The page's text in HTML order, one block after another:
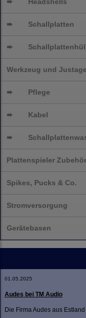
➨ Headshells
➨ Schallplatten
➨
Werkzeug und Justage
➨ Pflege
➨ Kabel
➨ Schallplatten
Plattenspieler Zubehör
Spikes, Pucks & Co.
Stromversorgung
Gerätebasen
01.05.2025
Audes bei TM Audio
Die Firma Audes aus